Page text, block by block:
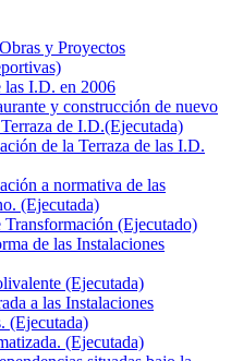
y Proyectos
las I.D. en 2006
y construcción de nuevo
de I.D.(Ejecutada)
de la Terraza de las I.D.
a normativa de las
(Ejecutada)
(Ejecutado)
de las Instalaciones
(Ejecutada)
a las Instalaciones
(Ejecutada)
(Ejecutada)